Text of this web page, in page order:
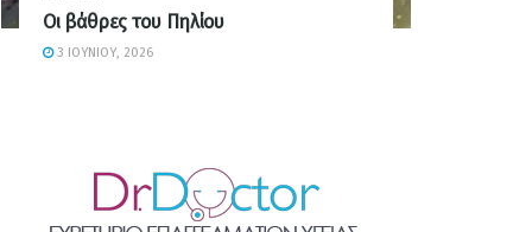
Οι βάθρες του Πηλίου
3 ΙΟΥΝΊΟΥ, 2026